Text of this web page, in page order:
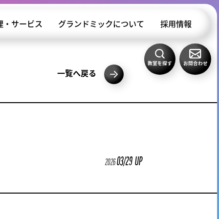
・サービス グランドミックについて 採用情報
教室を探す お問合わせ
一覧へ戻る
202603/29 UP